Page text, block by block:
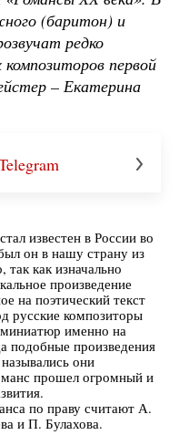
(баритон) и
редко
первой
– Екатерина
известен в России во
он в нашу страну из
как изначально
произведение
на поэтический текст
русские композиторы
именно на
подобные произведения
они
прошел огромный и
по праву считают А.
и П. Булахова.